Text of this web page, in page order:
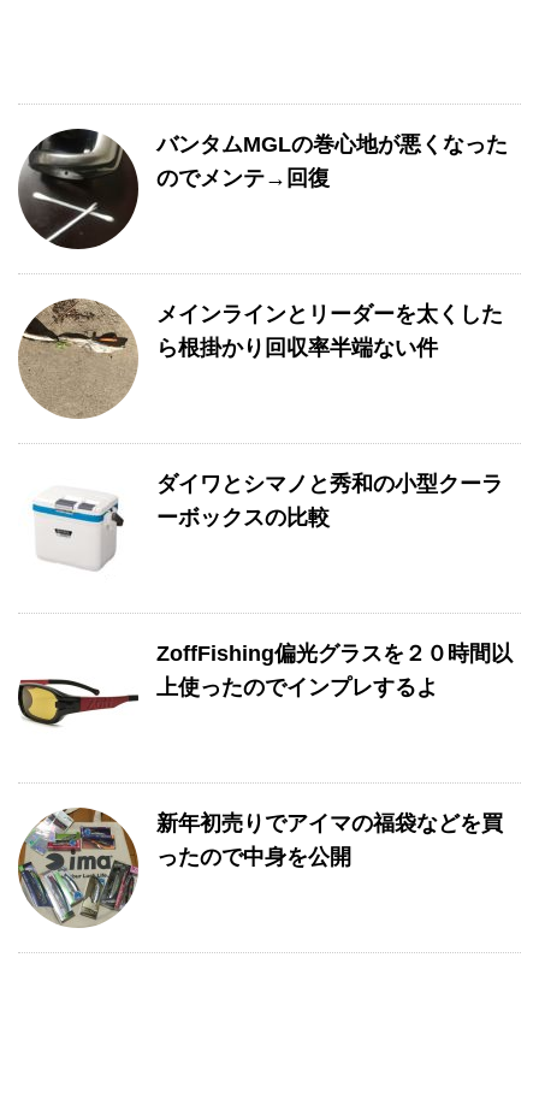
バンタムMGLの巻心地が悪くなった
のでメンテ→回復
メインラインとリーダーを太くした
ら根掛かり回収率半端ない件
ダイワとシマノと秀和の小型クーラ
ーボックスの比較
ZoffFishing偏光グラスを２０時間以
上使ったのでインプレするよ
新年初売りでアイマの福袋などを買
ったので中身を公開